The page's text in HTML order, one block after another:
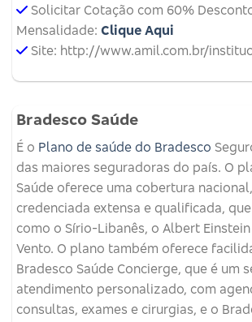
Solicitar Cotação com 60%
Mensalidade: Clique Aqui
Site: http://www.amil.com.br/
Bradesco Saúde
É o Plano de saúde do Bradesco
das maiores seguradoras do país. O
Saúde oferece uma cobertura
credenciada extensa e qualificada,
como o Sírio-Libanês, o Albert
Vento. O plano também oferece
Bradesco Saúde Concierge, que é um
atendimento personalizado, com
consultas, exames e cirurgias, e o